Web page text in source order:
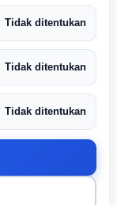
Tidak ditentukan
Tidak ditentukan
Tidak ditentukan